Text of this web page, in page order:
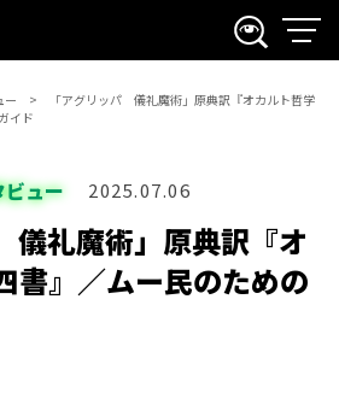
ー
「アグリッパ 儀礼魔術」原典訳『オカルト哲学
イド
ュー 2025.07.06
儀礼魔術」原典訳『オ
書』／ムー民のための